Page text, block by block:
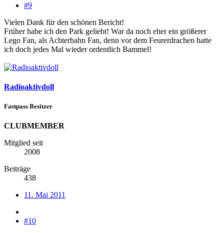
#9
Vielen Dank für den schönen Bericht!
Früher habe ich den Park geliebt! War da noch eher ein größerer
Lego Fan, als Achterbahn Fan, denn vor dem Feurerdrachen hatte
ich doch jedes Mal wieder ordentlich Bammel!
Radioaktivdoll
Fastpass Besitzer
CLUBMEMBER
Mitglied seit
2008
Beiträge
438
11. Mai 2011
#10